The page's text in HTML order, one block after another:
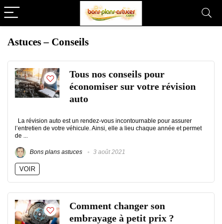
Astuces – Conseils
Tous nos conseils pour
économiser sur votre révision
auto
La révision auto est un rendez-vous incontournable pour assurer
l’entretien de votre véhicule. Ainsi, elle a lieu chaque année et permet
de ...
Bons plans astuces 3 août 2021
VOIR
Comment changer son
embrayage à petit prix ?